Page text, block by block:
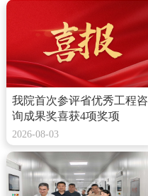
我院首次参评省优秀工程咨
询成果奖喜获4项奖项
2026-08-03